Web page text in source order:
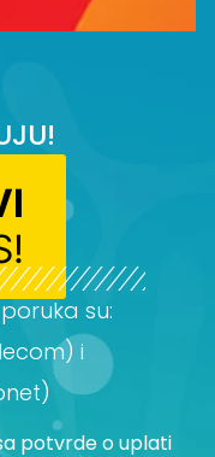
su:
i
potvrde o uplati